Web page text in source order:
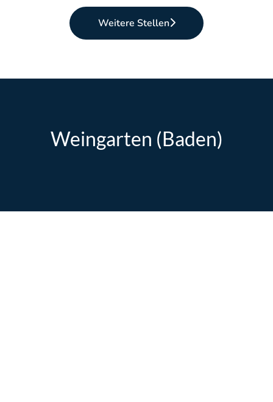
Weitere Stellen
Weingarten (Baden)